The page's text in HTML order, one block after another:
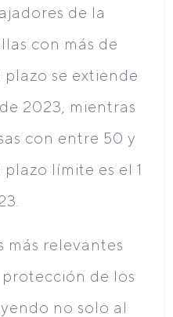
de la
con más de
se extiende
2023, mientras
con entre 50 y
límite es el 1
más relevantes
de los
no solo al